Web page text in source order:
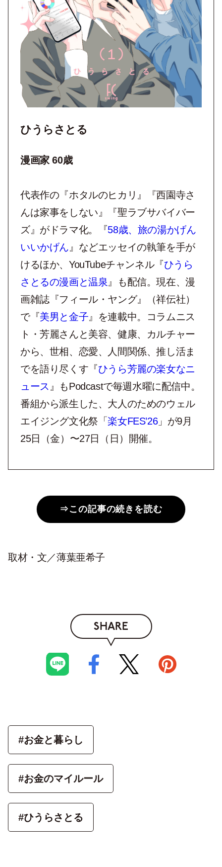
ひうらさとる
漫画家 60歳
代表作の『ホタルのヒカリ』『西園寺さ
んは家事をしない』『聖ラブサバイバー
ズ』がドラマ化。『58歳、旅の湯かげん
いいかげん 』などエッセイの執筆を手が
けるほか、YouTubeチャンネル『ひうら
さとるの漫画と温泉 』も配信。現在、漫
画雑誌『フィール・ヤング』（祥伝社）
で『美男と金子 』を連載中。コラムニス
ト・芳麗さんと美容、健康、カルチャー
から、世相、恋愛、人間関係、推し活ま
でを語り尽くす『ひうら芳麗の楽女なニ
ュース 』もPodcastで毎週水曜に配信中。
番組から派生した、大人のためのウェル
エイジング文化祭「楽女FES’26」が9月
25日（金）〜27日（日）開催。
⇒この記事の続きを読む
取材・文／薄葉亜希子
SHARE
#お金と暮らし
#お金のマイルール
#ひうらさとる